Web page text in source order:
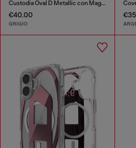
Custodia Oval D Metallic con Magsafe per iPhone 17 Pro Max
€40.00
GRIGIO